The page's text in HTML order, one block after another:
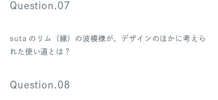
Question.07
suta のリム（縁）の波模様が、デザインのほかに考えら
れた使い道とは？
Question.08